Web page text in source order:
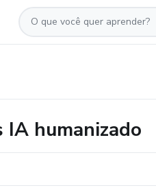
humanizado